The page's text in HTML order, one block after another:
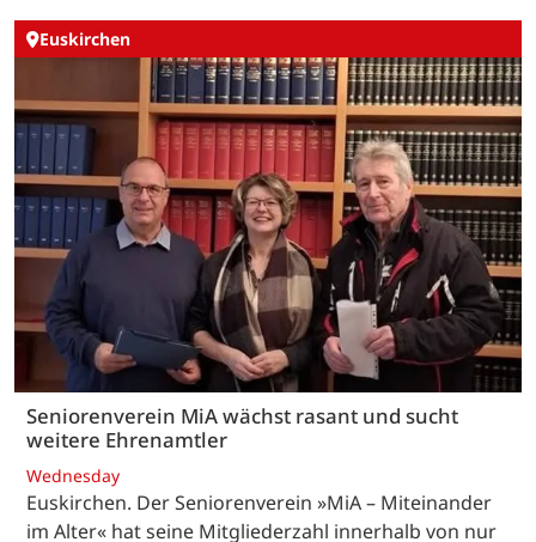
Euskirchen
Seniorenverein MiA wächst rasant und sucht
weitere Ehrenamtler
Wednesday
Euskirchen. Der Seniorenverein »MiA – Miteinander
im Alter« hat seine Mitgliederzahl innerhalb von nur